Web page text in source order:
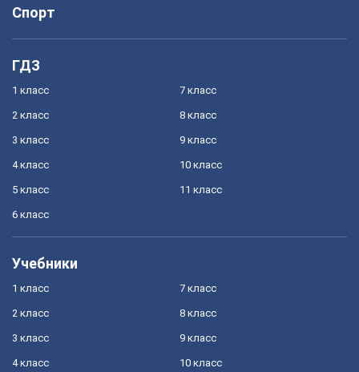
Спорт
ГДЗ
1 класс
2 класс
3 класс
4 класс
5 класс
6 класс
7 класс
8 класс
9 класс
10 класс
11 класс
Учебники
1 класс
2 класс
3 класс
4 класс
7 класс
8 класс
9 класс
10 класс